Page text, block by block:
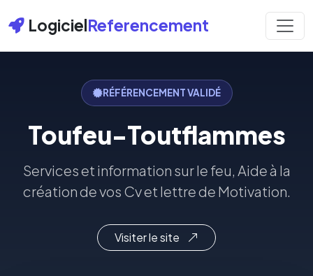
LogicielReferencement
RÉFÉRENCEMENT VALIDÉ
Toufeu-Toutflammes
Services et information sur le feu, Aide à la
création de vos Cv et lettre de Motivation.
Visiter le site